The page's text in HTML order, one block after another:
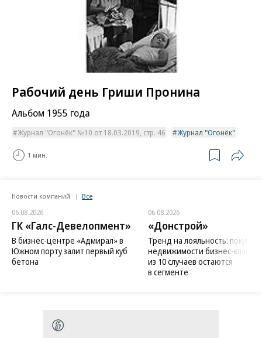
Рабочий день Гриши Пронина
Альбом 1955 года
Журнал "Огонёк" №10 от 18.03.2019, стр. 46 Журнал "Огонёк"
1 мин.
Новости компаний Все
06.08.2026
ГК «Галс-Девелопмент»
В бизнес-центре «Адмирал» в
Южном порту залит первый куб
бетона
06.08.2026
«Донстрой»
Тренд на лояльность:
недвижимости бизнес-класса
из 10 случаев остаются
в сегменте